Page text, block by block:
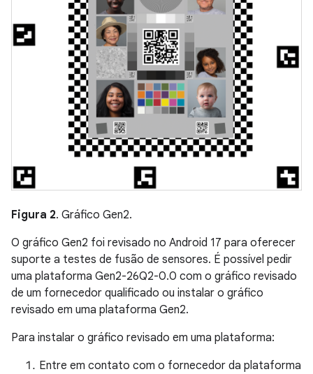
Figura 2. Gráfico Gen2.
O gráfico Gen2 foi revisado no Android 17 para oferecer
suporte a testes de fusão de sensores. É possível pedir
uma plataforma Gen2-26Q2-0.0 com o gráfico revisado
de um fornecedor qualificado ou instalar o gráfico
revisado em uma plataforma Gen2.
Para instalar o gráfico revisado em uma plataforma:
Entre em contato com o fornecedor da plataforma